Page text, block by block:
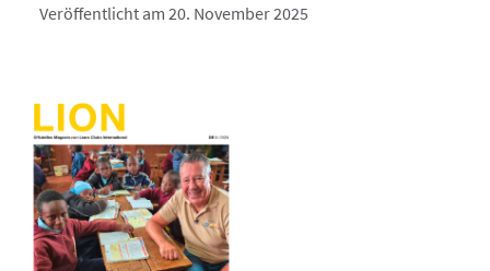
Veröffentlicht am 20. November 2025